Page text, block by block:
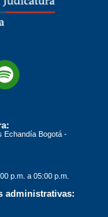
Echandía Bogotá -
p.m. a 05:00 p.m.
administrativas: